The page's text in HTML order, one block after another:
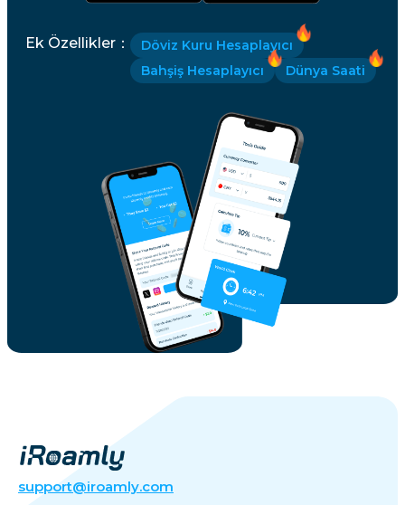
Ek Özellikler ：
Döviz Kuru Hesaplayıcı
Bahşiş Hesaplayıcı
Dünya Saati
support@iroamly.com